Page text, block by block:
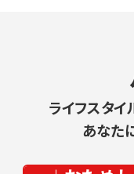
ライフスタイ
あなた